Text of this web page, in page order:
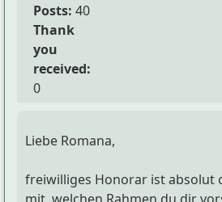
Posts: 40
Thank
you
received:
0
Liebe Romana,
freiwilliges Honorar ist absolut